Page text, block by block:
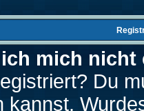
mich nicht
Du
kannst.